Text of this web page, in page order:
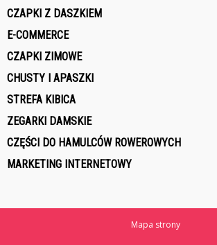
CZAPKI Z DASZKIEM
E-COMMERCE
CZAPKI ZIMOWE
CHUSTY I APASZKI
STREFA KIBICA
ZEGARKI DAMSKIE
CZĘŚCI DO HAMULCÓW ROWEROWYCH
MARKETING INTERNETOWY
Mapa strony